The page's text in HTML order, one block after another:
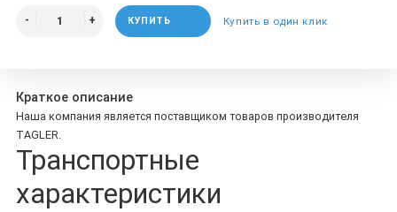
КУПИТЬ Купить в один клик
Краткое описание
Наша компания является поставщиком товаров производителя
TAGLER.
Транспортные
характеристики